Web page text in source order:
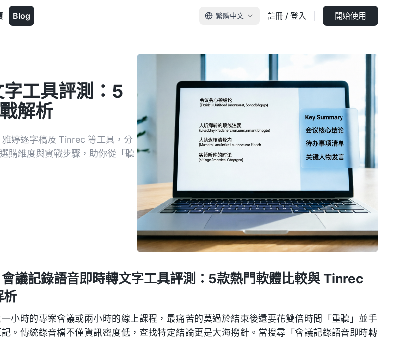
Blog 繁體中文 註冊 / 登入 開始使用
工具評測：5
解析
婷逐字稿及 Tinrec 等工具，分
購維度與實戰步驟，助你從「聽
議記錄語音即時轉文字工具評測：5款熱門軟體比較與 Tinrec
析
小時的專案會議或兩小時的線上課程，最痛苦的莫過於結束後還要花雙倍時間「重聽」並手
。傳統錄音檔不僅資訊密度低，查找特定結論更是大海撈針。當搜尋「會議記錄語音即時轉